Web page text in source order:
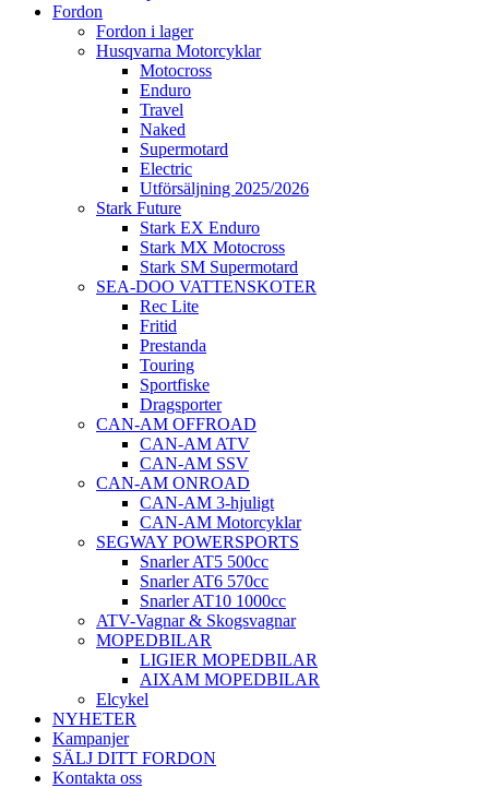
Fordon
Fordon i lager
Husqvarna Motorcyklar
Motocross
Enduro
Travel
Naked
Supermotard
Electric
Utförsäljning 2025/2026
Stark Future
Stark EX Enduro
Stark MX Motocross
Stark SM Supermotard
SEA-DOO VATTENSKOTER
Rec Lite
Fritid
Prestanda
Touring
Sportfiske
Dragsporter
CAN-AM OFFROAD
CAN-AM ATV
CAN-AM SSV
CAN-AM ONROAD
CAN-AM 3-hjuligt
CAN-AM Motorcyklar
SEGWAY POWERSPORTS
Snarler AT5 500cc
Snarler AT6 570cc
Snarler AT10 1000cc
ATV-Vagnar & Skogsvagnar
MOPEDBILAR
LIGIER MOPEDBILAR
AIXAM MOPEDBILAR
Elcykel
NYHETER
Kampanjer
SÄLJ DITT FORDON
Kontakta oss